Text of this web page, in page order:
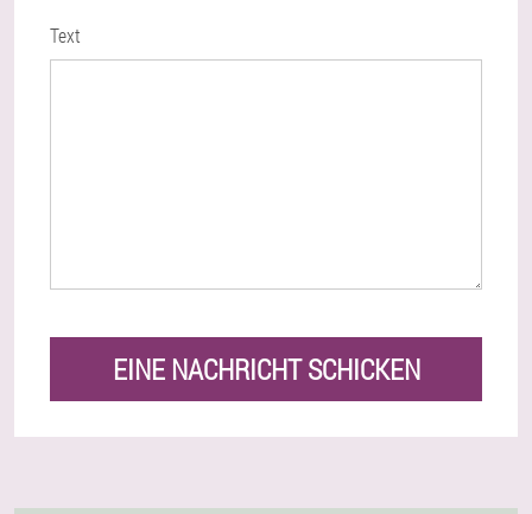
Text
EINE NACHRICHT SCHICKEN